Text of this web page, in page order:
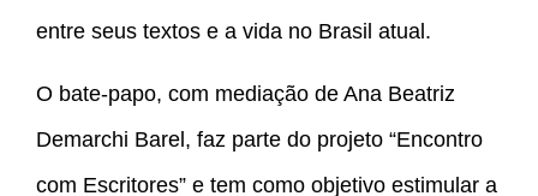
entre seus textos e a vida no Brasil atual.
O bate-papo, com mediação de Ana Beatriz
Demarchi Barel, faz parte do projeto “Encontro
com Escritores” e tem como objetivo estimular a